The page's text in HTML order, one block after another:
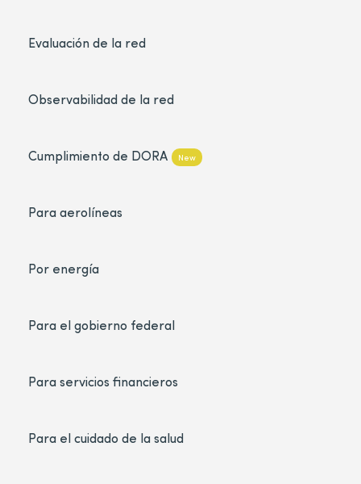
Evaluación de la red
Observabilidad de la red
Cumplimiento de DORA New
Para aerolíneas
Por energía
Para el gobierno federal
Para servicios financieros
Para el cuidado de la salud